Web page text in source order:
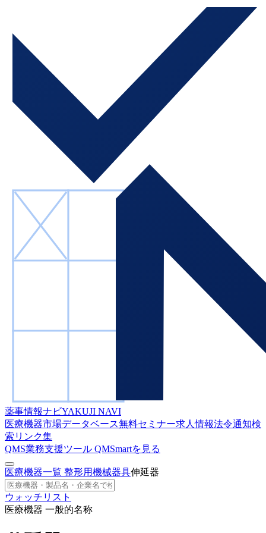
薬事情報ナビYAKUJI NAVI
医療機器市場データベース無料セミナー求人情報法令通知検
索 リンク集
QMS業務支援ツール QMSmartを見る
医療機器一覧 整形用機械器具伸延器
ウォッチリスト
医療機器 一般的名称